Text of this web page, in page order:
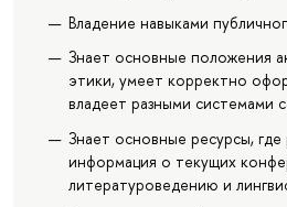
Владение навыками
Знает основные положения
этики, умеет корректно
владеет разными системами
Знает основные ресурсы, где
информация о текущих
литературоведению и